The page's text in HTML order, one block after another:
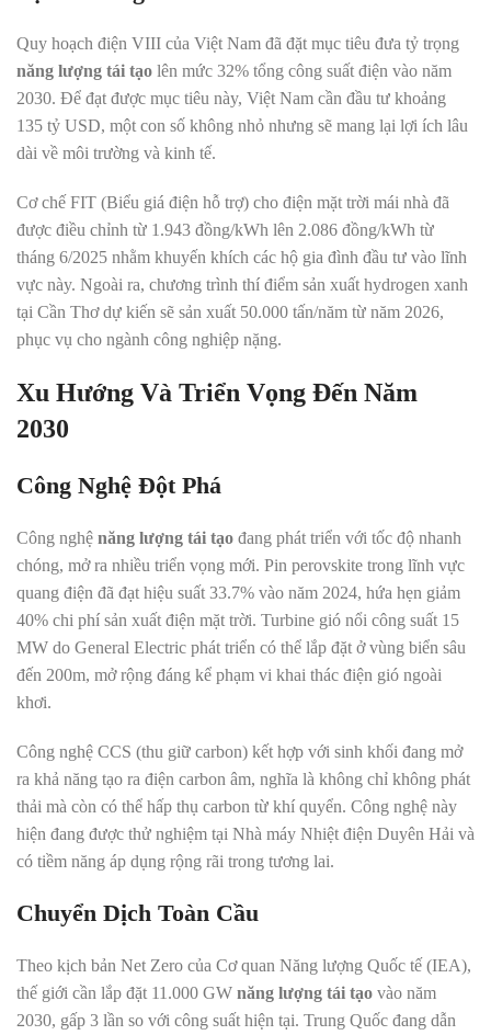
Quy hoạch điện VIII của Việt Nam đã đặt mục tiêu đưa tỷ trọng
năng lượng tái tạo lên mức 32% tổng công suất điện vào năm
2030. Để đạt được mục tiêu này, Việt Nam cần đầu tư khoảng
135 tỷ USD, một con số không nhỏ nhưng sẽ mang lại lợi ích lâu
dài về môi trường và kinh tế.
Cơ chế FIT (Biểu giá điện hỗ trợ) cho điện mặt trời mái nhà đã
được điều chỉnh từ 1.943 đồng/kWh lên 2.086 đồng/kWh từ
tháng 6/2025 nhằm khuyến khích các hộ gia đình đầu tư vào lĩnh
vực này. Ngoài ra, chương trình thí điểm sản xuất hydrogen xanh
tại Cần Thơ dự kiến sẽ sản xuất 50.000 tấn/năm từ năm 2026,
phục vụ cho ngành công nghiệp nặng.
Xu Hướng Và Triển Vọng Đến Năm
2030
Công Nghệ Đột Phá
Công nghệ năng lượng tái tạo đang phát triển với tốc độ nhanh
chóng, mở ra nhiều triển vọng mới. Pin perovskite trong lĩnh vực
quang điện đã đạt hiệu suất 33.7% vào năm 2024, hứa hẹn giảm
40% chi phí sản xuất điện mặt trời. Turbine gió nổi công suất 15
MW do General Electric phát triển có thể lắp đặt ở vùng biển sâu
đến 200m, mở rộng đáng kể phạm vi khai thác điện gió ngoài
khơi.
Công nghệ CCS (thu giữ carbon) kết hợp với sinh khối đang mở
ra khả năng tạo ra điện carbon âm, nghĩa là không chỉ không phát
thải mà còn có thể hấp thụ carbon từ khí quyển. Công nghệ này
hiện đang được thử nghiệm tại Nhà máy Nhiệt điện Duyên Hải và
có tiềm năng áp dụng rộng rãi trong tương lai.
Chuyển Dịch Toàn Cầu
Theo kịch bản Net Zero của Cơ quan Năng lượng Quốc tế (IEA),
thế giới cần lắp đặt 11.000 GW năng lượng tái tạo vào năm
2030, gấp 3 lần so với công suất hiện tại. Trung Quốc đang dẫn